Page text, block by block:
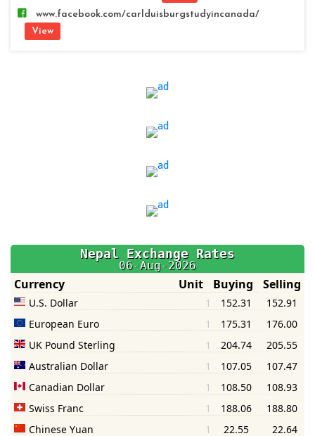
www.facebook.com/carlduisburgstudyincanada/
View